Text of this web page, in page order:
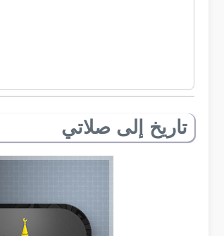
تاريخ إلى صلاتي